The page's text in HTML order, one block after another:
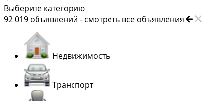
Выберите категорию
92 019 объявлений - смотреть все объявления
Недвижимость
Транспорт